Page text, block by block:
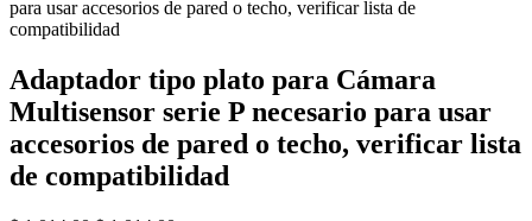
Adaptador tipo plato para Cámara
Multisensor serie P necesario para usar
accesorios de pared o techo, verificar lista
de compatibilidad